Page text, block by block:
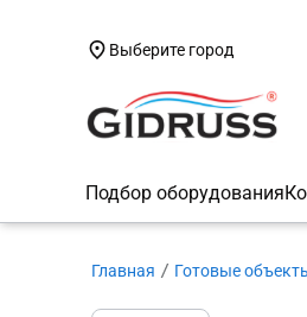
Выберите город
Подбор оборудования
Главная Готовые